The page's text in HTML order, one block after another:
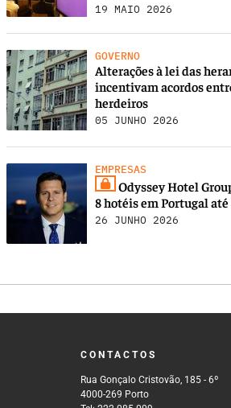
19 MAIO 2026
GOVERNO
Alterações à lei das
incentivam acordos
herdeiros
05 JUNHO 2026
EMPRESAS
Odyssey Hotel
8 hotéis em Portugal até
26 JUNHO 2026
CONTACTOS
Rua Gonçalo Cristovão, 185 - 6º
4000-269 Porto